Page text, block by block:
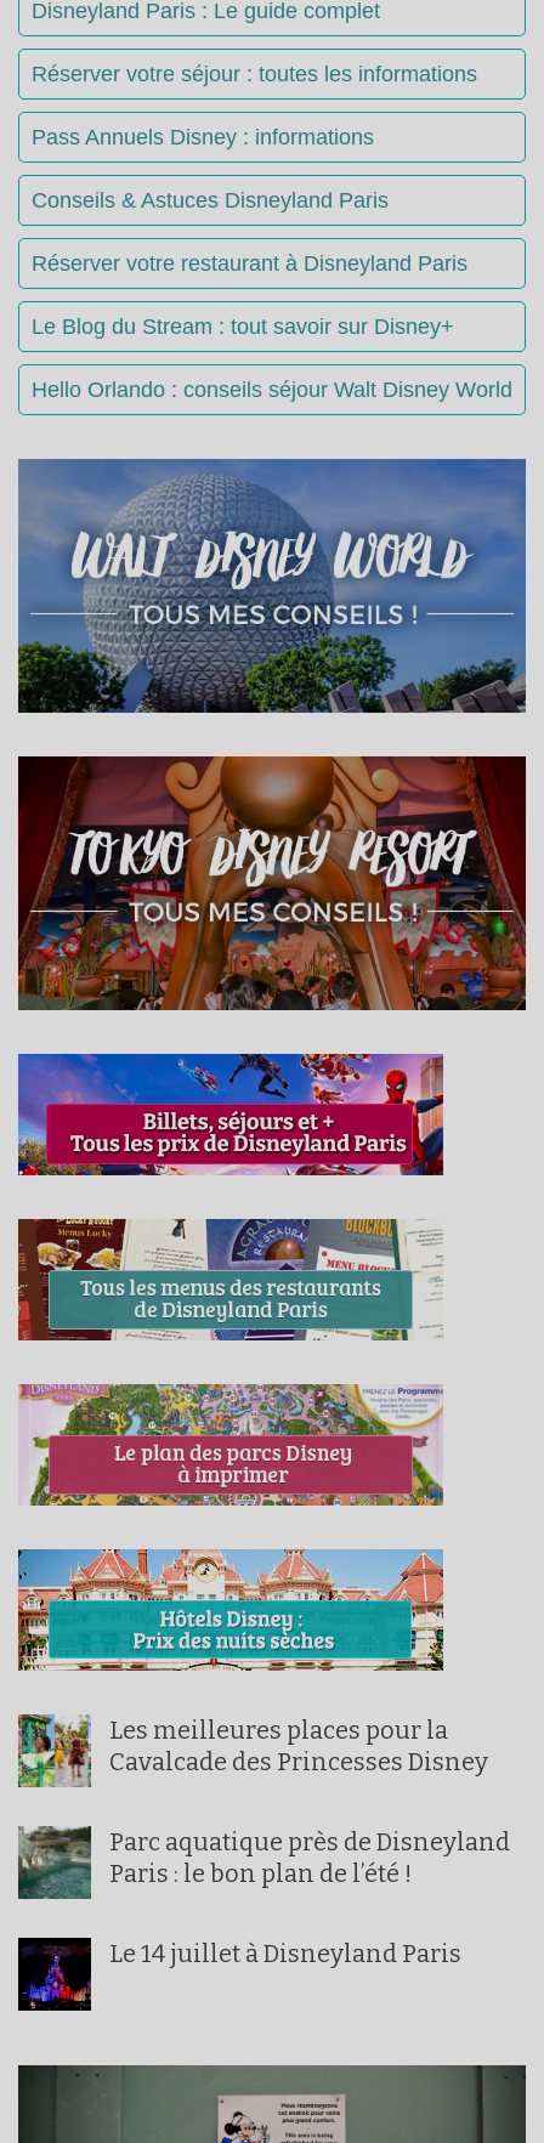
Disneyland Paris : Le guide complet
Réserver votre séjour : toutes les informations
Pass Annuels Disney : informations
Conseils & Astuces Disneyland Paris
Réserver votre restaurant à Disneyland Paris
Le Blog du Stream : tout savoir sur Disney+
Hello Orlando : conseils séjour Walt Disney World
Les meilleures places pour la
Cavalcade des Princesses Disney
Parc aquatique près de Disneyland
Paris : le bon plan de l’été !
Le 14 juillet à Disneyland Paris